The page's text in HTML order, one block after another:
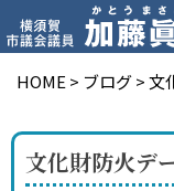
HOME > ブログ>文
文化財防火デ